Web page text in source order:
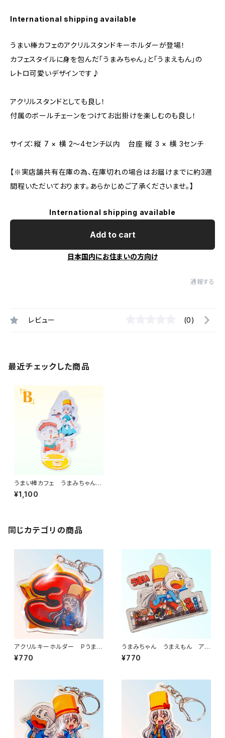
International shipping available
うまい棒カフェのアクリルスタンドキーホルダーが登場！
カフェスタイルに身を包んだ「うまみちゃん」と「うまえもん」の
レトロ可愛いデザインです♪
アクリルスタンドとしても良し！
付属のボールチェーンをつけてお出掛けを楽しむのも良し！
サイズ：縦 7 × 横 2〜4センチ以内 台座 縦 3 × 横 3センチ
【※実店舗共有在庫の為、在庫切れの場合はお届けまでに約3週
間程いただいております。あらかじめご了承くださいませ。】
International shipping available
Add to cart
日本国内にお住まいの方向け
通報する
レビュー (0)
最近チェックした商品
うまい棒カフェ うまみちゃん
うまえもん アクリルスタンド
キーホルダー B
¥1,100
同じカテゴリの商品
アクリルキーホルダー Pうまい
棒2 3図柄（うまみちゃん）
¥770
うまみちゃん うまえもん アク
リルキーホルダー 飛んでうま
い棒
¥770